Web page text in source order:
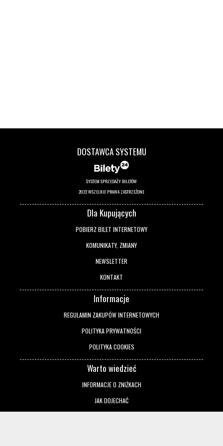
DOSTAWCA SYSTEMU
SYSTEM SPRZEDAŻY BILETÓW
2022 WSZELKIE PRAWA ZASTRZEŻONE
Dla Kupujących
POBIERZ BILET INTERNETOWY
KOMUNIKATY, ZMIANY
NEWSLETTER
KONTAKT
Informacje
REGULAMIN ZAKUPÓW INTERNETOWYCH
POLITYKA PRYWATNOŚCI
POLITYKA COOKIES
Warto wiedzieć
INFORMACJE O ZNIŻKACH
JAK DOJECHAĆ